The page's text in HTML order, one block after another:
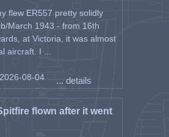
flew ER557 pretty solidly
March 1943 - from 16th
at Victoria, it was almost
aircraft. I ...
08-04 ... details
flown after it went